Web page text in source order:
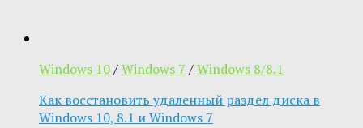
Windows 10/Windows 7 /Windows 8/8.1
Как восстановить удаленный раздел диска в
Windows 10, 8.1 и Windows 7